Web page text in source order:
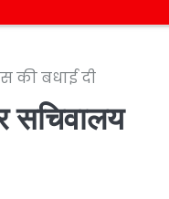
की बधाई दी
सचिवालय